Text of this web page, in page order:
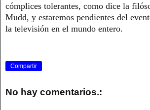
cómplices tolerantes, como dice la
Mudd, y estaremos pendientes del
la televisión en el mundo entero.
Compartir
No hay comentarios.: